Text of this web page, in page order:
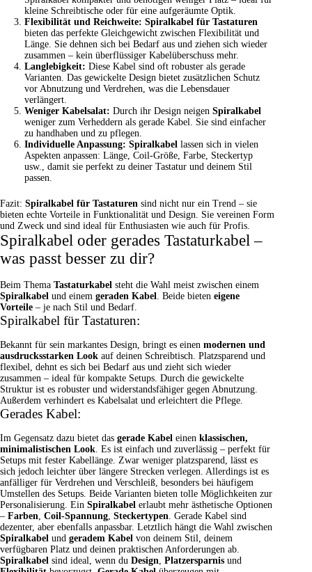
kleine Schreibtische oder für eine aufgeräumte Optik.
Flexibilität und Reichweite: Spiralkabel für Tastaturen
bieten das perfekte Gleichgewicht zwischen Flexibilität und
Länge. Sie dehnen sich bei Bedarf aus und ziehen sich wieder
zusammen – kein überflüssiger Kabelüberschuss mehr.
Langlebigkeit: Diese Kabel sind oft robuster als gerade
Varianten. Das gewickelte Design bietet zusätzlichen Schutz
vor Abnutzung und Verdrehen, was die Lebensdauer
verlängert.
Weniger Kabelsalat: Durch ihr Design neigen Spiralkabel
weniger zum Verheddern als gerade Kabel. Sie sind einfacher
zu handhaben und zu pflegen.
Individuelle Anpassung: Spiralkabel lassen sich in vielen
Aspekten anpassen: Länge, Coil-Größe, Farbe, Steckertyp
usw., damit sie perfekt zu deiner Tastatur und deinem Stil
passen.
Fazit: Spiralkabel für Tastaturen sind nicht nur ein Trend – sie
bieten echte Vorteile in Funktionalität und Design. Sie vereinen Form
und Zweck und sind ideal für Enthusiasten wie auch für Profis.
Spiralkabel oder gerades Tastaturkabel –
was passt besser zu dir?
Beim Thema Tastaturkabel steht die Wahl meist zwischen einem
Spiralkabel und einem geraden Kabel. Beide bieten eigene
Vorteile – je nach Stil und Bedarf.
Spiralkabel für Tastaturen:
Bekannt für sein markantes Design, bringt es einen modernen und
ausdrucksstarken Look auf deinen Schreibtisch. Platzsparend und
flexibel, dehnt es sich bei Bedarf aus und zieht sich wieder
zusammen – ideal für kompakte Setups. Durch die gewickelte
Struktur ist es robuster und widerstandsfähiger gegen Abnutzung.
Außerdem verhindert es Kabelsalat und erleichtert die Pflege.
Gerades Kabel:
Im Gegensatz dazu bietet das gerade Kabel einen klassischen,
minimalistischen Look . Es ist einfach und zuverlässig – perfekt für
Setups mit fester Kabellänge. Zwar weniger platzsparend, lässt es
sich jedoch leichter über längere Strecken verlegen. Allerdings ist es
anfälliger für Verdrehen und Verschleiß, besonders bei häufigem
Umstellen des Setups. Beide Varianten bieten tolle Möglichkeiten zur
Personalisierung. Ein Spiralkabel erlaubt mehr ästhetische Optionen
– Farben Coil-Spannung Steckertypen . Gerade Kabel sind
dezenter, aber ebenfalls anpassbar. Letztlich hängt die Wahl zwischen
Spiralkabel und geradem Kabel von deinem Stil, deinem
verfügbaren Platz und deinen praktischen Anforderungen ab.
Spiralkabel sind ideal, wenn du Design Platzersparnis und